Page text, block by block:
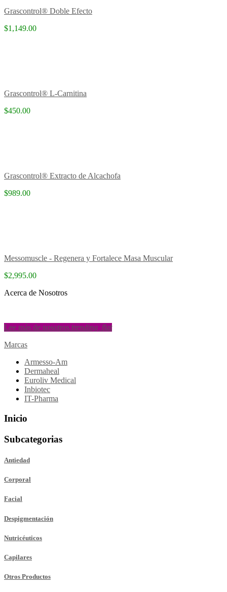
Grascontrol® Doble Efecto
$1,149.00
Grascontrol® L-Carnitina
$450.00
Grascontrol® Extracto de Alcachofa
$989.00
Messomuscle - Regenera y Fortalece Masa Muscular
$2,995.00
Acerca de Nosotros
Lee más de nosotros trending_flat
Marcas
Armesso-Am
Dermaheal
Euroliv Medical
Inbiotec
IT-Pharma
Inicio
Subcategorias
Antiedad
Corporal
Facial
Despigmentación
Nutricéuticos
Capilares
Otros Productos